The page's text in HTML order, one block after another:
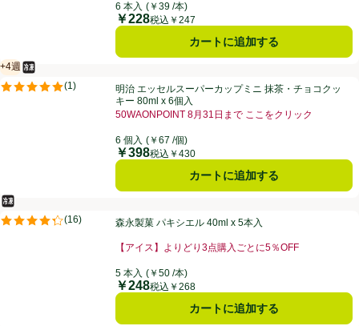
6 本入 (￥39 /本)
価格
￥228税込￥247
カートに追加する
明治 エッセルスーパーカップミニ 抹茶・チョコクッキー 80ml x 6個入
+4週
賞味・消費期限保証：4週間
冷凍食品
(1)
評価は1件のレビューで5点中5.0点。明治 エッセルスーパーカップミニ 抹茶・チョコクッ
キー 80ml x 6個入
50WAONPOINT 8月31日まで ここをクリック
6 個入 (￥67 /個)
価格
￥398税込￥430
カートに追加する
森永製菓 パキシエル 40ml x 5本入
冷凍食品
(16)
評価は16件のレビューで5点中4.3点。
森永製菓 パキシエル 40ml x 5本入
【アイス】よりどり3点購入ごとに5％OFF
5 本入 (￥50 /本)
価格
￥248税込￥268
カートに追加する